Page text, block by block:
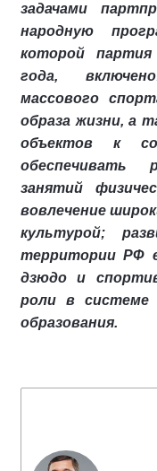
задачами
народную
которой
года,
массового
образа жизни, а
объектов к
обеспечивать
занятий
вовлечение
культурой;
территории РФ
дзюдо и
роли в системе
образования.